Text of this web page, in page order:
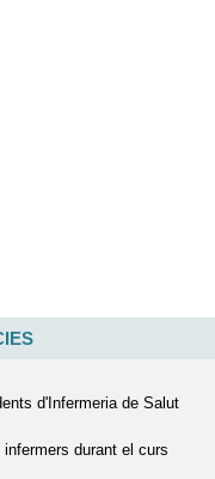
d'Infermeria de Salut
durant el curs